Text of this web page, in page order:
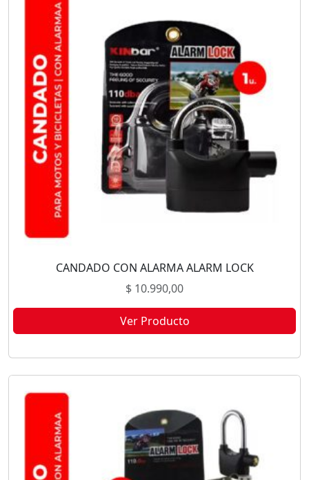
CANDADO CON ALARMA ALARM LOCK
$ 10.990,00
Ver Producto